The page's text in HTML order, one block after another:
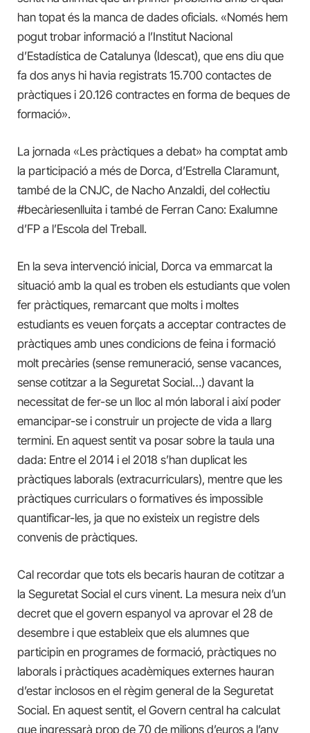
han topat és la manca de dades oficials. «Només hem
pogut trobar informació a l’Institut Nacional
d’Estadística de Catalunya (Idescat), que ens diu que
fa dos anys hi havia registrats 15.700 contactes de
pràctiques i 20.126 contractes en forma de beques de
formació».
La jornada «Les pràctiques a debat» ha comptat amb
la participació a més de Dorca, d’Estrella Claramunt,
també de la CNJC, de Nacho Anzaldi, del col·lectiu
#becàriesenlluita i també de Ferran Cano: Exalumne
d’FP a l’Escola del Treball.
En la seva intervenció inicial, Dorca va emmarcat la
situació amb la qual es troben els estudiants que volen
fer pràctiques, remarcant que molts i moltes
estudiants es veuen forçats a acceptar contractes de
pràctiques amb unes condicions de feina i formació
molt precàries (sense remuneració, sense vacances,
sense cotitzar a la Seguretat Social…) davant la
necessitat de fer-se un lloc al món laboral i així poder
emancipar-se i construir un projecte de vida a llarg
termini. En aquest sentit va posar sobre la taula una
dada: Entre el 2014 i el 2018 s’han duplicat les
pràctiques laborals (extracurriculars), mentre que les
pràctiques curriculars o formatives és impossible
quantificar-les, ja que no existeix un registre dels
convenis de pràctiques.
Cal recordar que tots els becaris hauran de cotitzar a
la Seguretat Social el curs vinent. La mesura neix d’un
decret que el govern espanyol va aprovar el 28 de
desembre i que estableix que els alumnes que
participin en programes de formació, pràctiques no
laborals i pràctiques acadèmiques externes hauran
d’estar inclosos en el règim general de la Seguretat
Social. En aquest sentit, el Govern central ha calculat
que ingressarà prop de 70 de milions d’euros a l’any